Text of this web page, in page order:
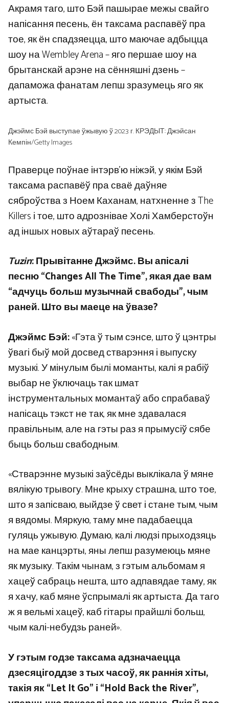
Акрамя таго, што Бэй пашырае межы свайго
напісання песень, ён таксама распавёў пра
тое, як ён спадзяецца, што маючае адбыцца
шоу на Wembley Arena – яго першае шоу на
брытанскай арэне на сённяшні дзень –
дапаможа фанатам лепш зразумець яго як
артыста.
Джэймс Бэй выступае ўжывую ў 2023 г. КРЭДЫТ: Джэйсан
Кемпін/Getty Images
Праверце поўнае інтэрв’ю ніжэй, у якім Бэй
таксама распавёў пра сваё даўняе
сяброўства з Ноем Каханам, натхненне з The
Killers і тое, што адрознівае Холі Хамберстоўн
ад іншых новых аўтараў песень.
Tuzin: Прывітанне Джэймс. Вы апісалі
песню “Changes All The Time”, якая дае вам
“адчуць больш музычнай свабоды”, чым
раней. Што вы маеце на ўвазе?
Джэймс Бэй:«Гэта ў тым сэнсе, што ў цэнтры
ўвагі быў мой досвед стварэння і выпуску
музыкі. У мінулым былі моманты, калі я рабіў
выбар не ўключаць так шмат
інструментальных момантаў або спрабаваў
напісаць тэкст не так, як мне здавалася
правільным, але на гэты раз я прымусіў сябе
быць больш свабодным.
«Стварэнне музыкі заўсёды выклікала ў мяне
вялікую трывогу. Мне крыху страшна, што тое,
што я запісваю, выйдзе ў свет і стане тым, чым
я вядомы. Мяркую, таму мне падабаецца
гуляць ужывую. Думаю, калі людзі прыходзяць
на мае канцэрты, яны лепш разумеюць мяне
як музыку. Такім чынам, з гэтым альбомам я
хацеў сабраць нешта, што адпавядае таму, як
я хачу, каб мяне ўспрымалі як артыста. Да таго
ж я вельмі хацеў, каб гітары прайшлі больш,
чым калі-небудзь раней».
У гэтым годзе таксама адзначаецца
дзесяцігоддзе з тых часоў, як раннія хіты,
такія як “Let It Go” і “Hold Back the River”,